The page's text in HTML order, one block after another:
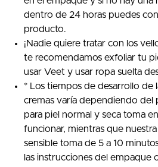
dentro de 24 horas puedes
producto.
¡Nadie quiere tratar con los
te recomendamos exfoliar tu
usar Veet y usar ropa suelta
* Los tiempos de desarrollo de
cremas varía dependiendo del
para piel normal y seca toma
funcionar, mientras que nuestra
sensible toma de 5 a 10
las instrucciones del empaque